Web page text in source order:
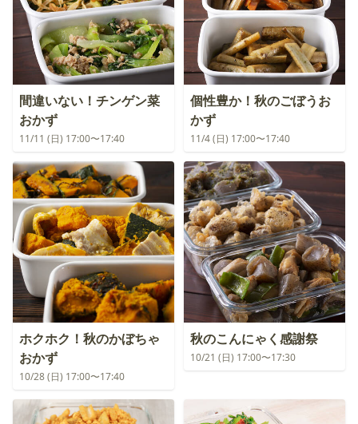
間違いない！チンゲン菜
おかず
11/11 (日) 17:00〜17:40
個性豊か！秋のごぼうお
かず
11/4 (日) 17:00〜17:40
ホクホク！秋のかぼちゃ
おかず
10/28 (日) 17:00〜17:40
秋のこんにゃく感謝祭
10/21 (日) 17:00〜17:30